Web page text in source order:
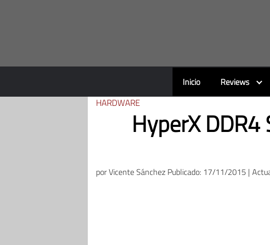
Inicio Reviews
HARDWARE
HyperX
porVicente Sánchez Publicado: 17/11/2015 |